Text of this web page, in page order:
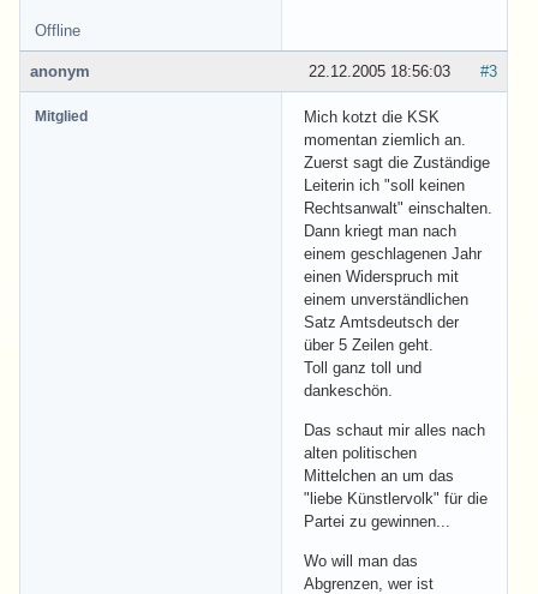
Offline
#3
22.12.2005 18:56:03
anonym
Mitglied
Mich kotzt die KSK
momentan ziemlich an.
Zuerst sagt die Zuständige
Leiterin ich "soll keinen
Rechtsanwalt" einschalten.
Dann kriegt man nach
einem geschlagenen Jahr
einen Widerspruch mit
einem unverständlichen
Satz Amtsdeutsch der
über 5 Zeilen geht.
Toll ganz toll und
dankeschön.
Das schaut mir alles nach
alten politischen
Mittelchen an um das
"liebe Künstlervolk" für die
Partei zu gewinnen...
Wo will man das
Abgrenzen, wer ist